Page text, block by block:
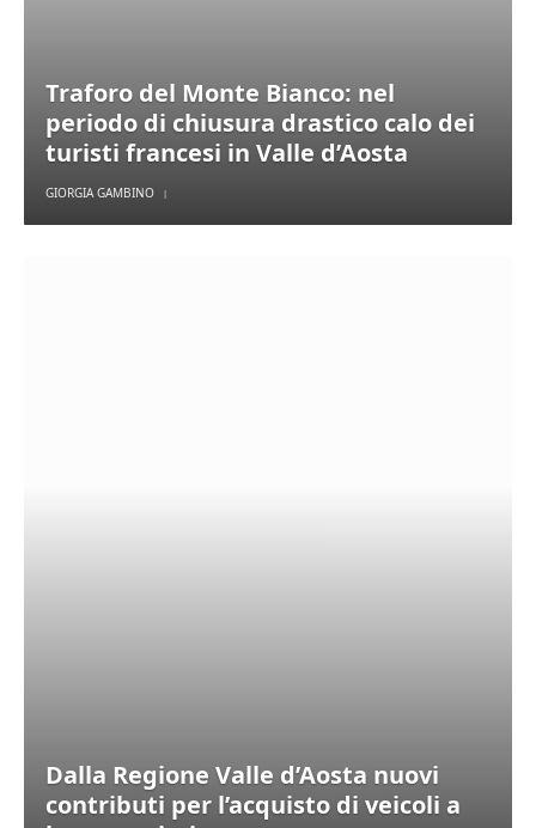
Traforo del Monte Bianco: nel
periodo di chiusura drastico calo dei
turisti francesi in Valle d’Aosta
GIORGIA GAMBINO
Dalla Regione Valle d’Aosta nuovi
contributi per l’acquisto di veicoli a